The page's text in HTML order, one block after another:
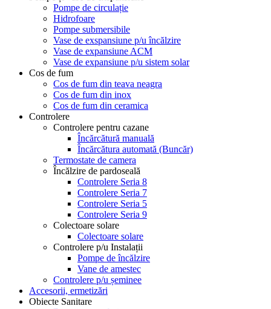
Pompe de circulație
Hidrofoare
Pompe submersibile
Vase de exspansiune p/u încălzire
Vase de expansiune ACM
Vase de expansiune p/u sistem solar
Cos de fum
Cos de fum din teava neagra
Cos de fum din inox
Cos de fum din ceramica
Controlere
Controlere pentru cazane
Încărcătură manuală
Încărcătura automată (Buncăr)
Termostate de camera
Încălzire de pardoseală
Controlere Seria 8
Controlere Seria 7
Controlere Seria 5
Controlere Seria 9
Colectoare solare
Colectoare solare
Controlere p/u Instalații
Pompe de încălzire
Vane de amestec
Controlere p/u șeminee
Accesorii, ermetizări
Obiecte Sanitare